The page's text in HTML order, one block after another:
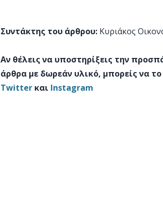
Συντάκτης του άρθρου: Κυριάκος
Αν θέλεις να υποστηρίξεις την
άρθρα με δωρεάν υλικό, μπορείς να
Twitter και Instagram